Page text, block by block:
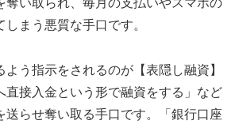
まう悪質な手口です。
う指示をされるのが【表隠し融資】
直接入金という形で融資をする」など
送らせ奪い取る手口です。「銀行口座